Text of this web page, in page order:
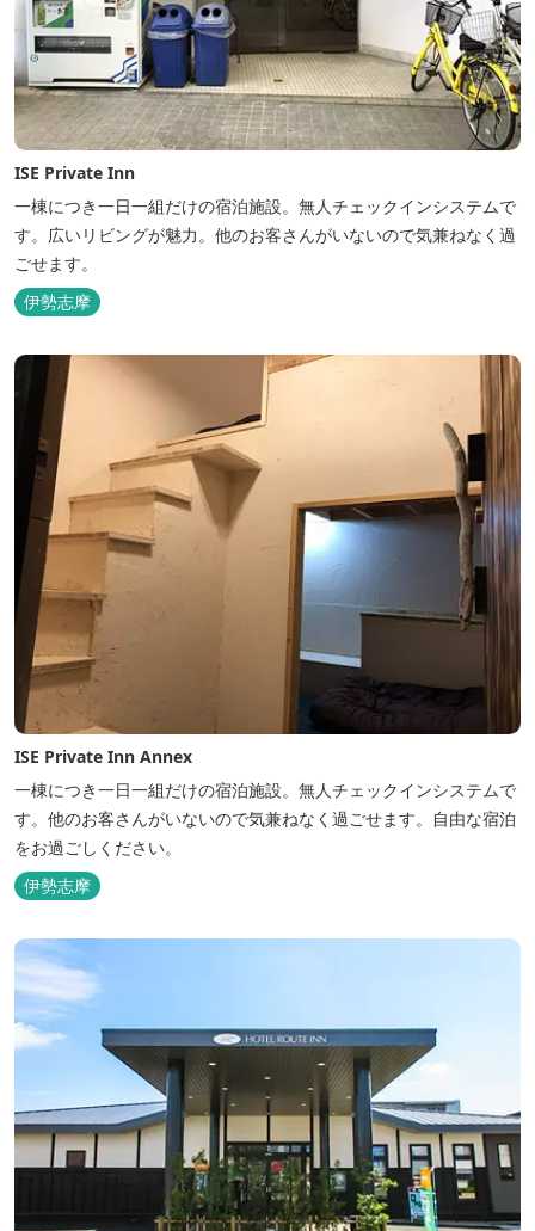
ISE Private Inn
一棟につき一日一組だけの宿泊施設。無人チェックインシステムで
す。広いリビングが魅力。他のお客さんがいないので気兼ねなく過
ごせます。
伊勢志摩
ISE Private Inn Annex
一棟につき一日一組だけの宿泊施設。無人チェックインシステムで
す。他のお客さんがいないので気兼ねなく過ごせます。自由な宿泊
をお過ごしください。
伊勢志摩